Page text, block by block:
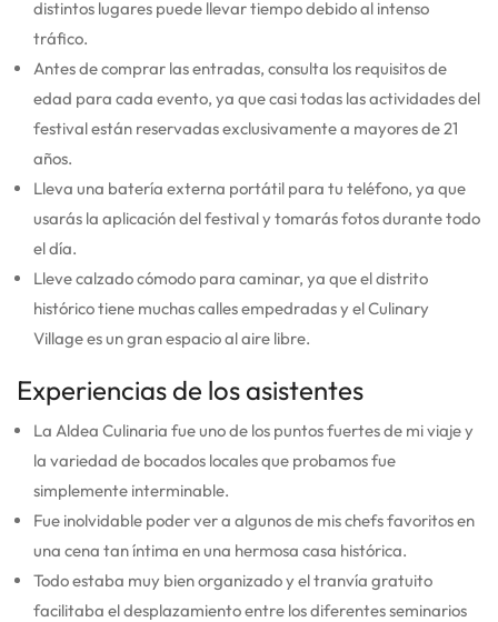
distintos lugares puede llevar tiempo debido al intenso
tráfico.
Antes de comprar las entradas, consulta los requisitos de
edad para cada evento, ya que casi todas las actividades del
festival están reservadas exclusivamente a mayores de 21
años.
Lleva una batería externa portátil para tu teléfono, ya que
usarás la aplicación del festival y tomarás fotos durante todo
el día.
Lleve calzado cómodo para caminar, ya que el distrito
histórico tiene muchas calles empedradas y el Culinary
Village es un gran espacio al aire libre.
Experiencias de los asistentes
La Aldea Culinaria fue uno de los puntos fuertes de mi viaje y
la variedad de bocados locales que probamos fue
simplemente interminable.
Fue inolvidable poder ver a algunos de mis chefs favoritos en
una cena tan íntima en una hermosa casa histórica.
Todo estaba muy bien organizado y el tranvía gratuito
facilitaba el desplazamiento entre los diferentes seminarios